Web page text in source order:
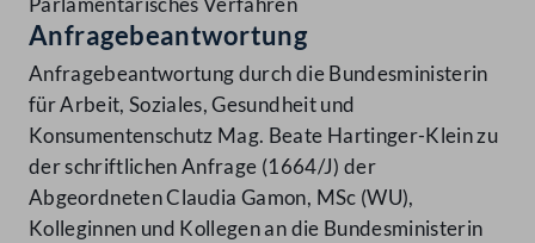
Anfragebeantwortung
Anfragebeantwortung durch die Bundesministerin
für Arbeit, Soziales, Gesundheit und
Konsumentenschutz Mag. Beate Hartinger-Klein zu
der schriftlichen Anfrage (1664/J) der
Abgeordneten Claudia Gamon, MSc (WU),
Kolleginnen und Kollegen an die Bundesministerin